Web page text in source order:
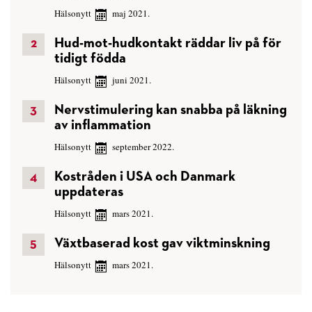
Hälsonytt maj 2021.
Hud-mot-hudkontakt räddar liv på för
tidigt födda
Hälsonytt juni 2021.
Nervstimulering kan snabba på läkning
av inflammation
Hälsonytt september 2022.
Kostråden i USA och Danmark
uppdateras
Hälsonytt mars 2021.
Växtbaserad kost gav viktminskning
Hälsonytt mars 2021.